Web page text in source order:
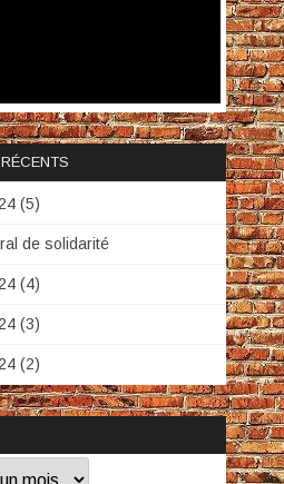
(5)
de solidarité
(4)
(3)
(2)